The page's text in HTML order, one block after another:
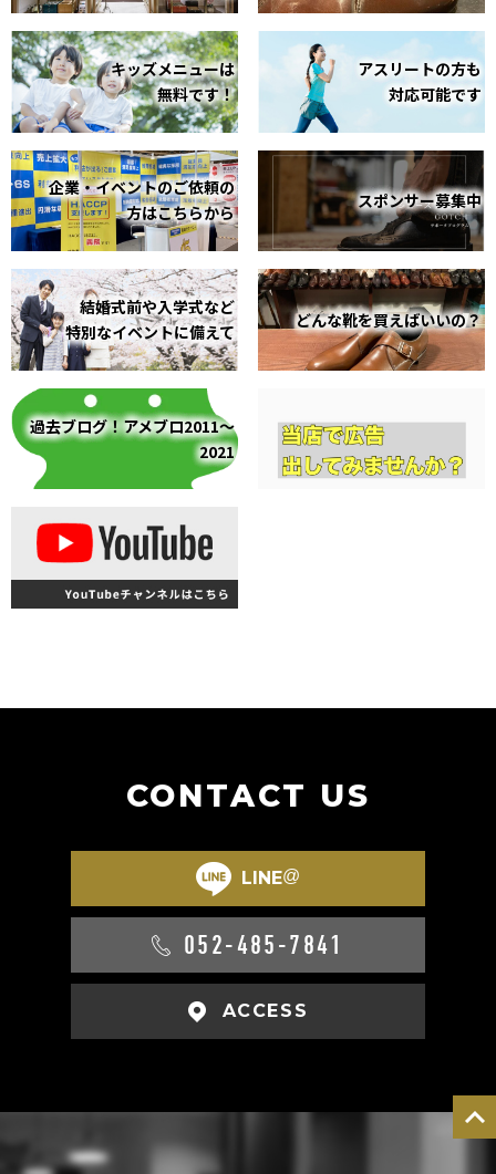
キッズメニューは
無料です！
アスリートの方も
対応可能です
企業・イベントのご依頼の
方はこちらから
スポンサー募集中
結婚式前や入学式など
特別なイベントに備えて
どんな靴を買えばいいの？
過去ブログ！アメブロ2011～
2021
CONTACT US
LINE@
052-485-7841
ACCESS